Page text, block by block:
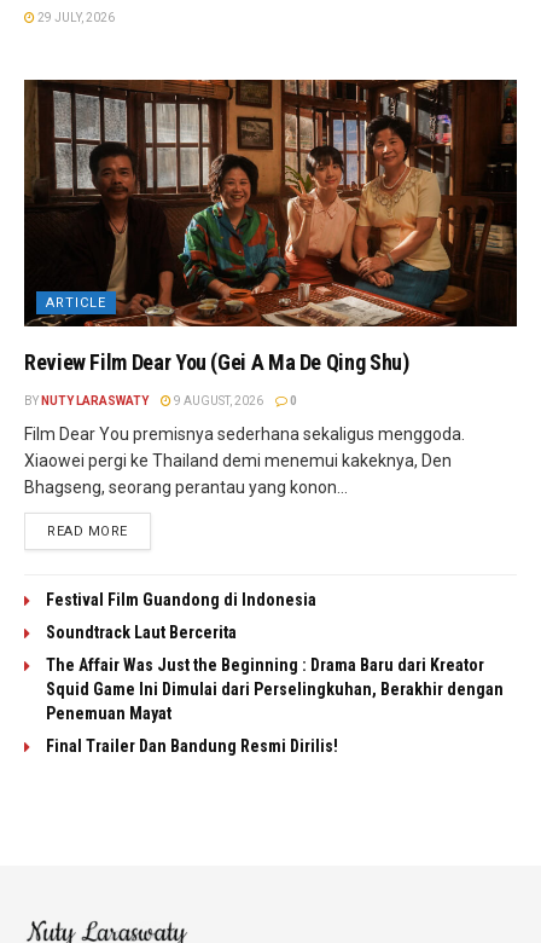
29 JULY, 2026
ARTICLE
Review Film Dear You (Gei A Ma De Qing Shu)
BY NUTY LARASWATY 9 AUGUST, 2026 0
Film Dear You premisnya sederhana sekaligus menggoda.
Xiaowei pergi ke Thailand demi menemui kakeknya, Den
Bhagseng, seorang perantau yang konon...
READ MORE
Festival Film Guandong di Indonesia
Soundtrack Laut Bercerita
The Affair Was Just the Beginning : Drama Baru dari Kreator
Squid Game Ini Dimulai dari Perselingkuhan, Berakhir dengan
Penemuan Mayat
Final Trailer Dan Bandung Resmi Dirilis!